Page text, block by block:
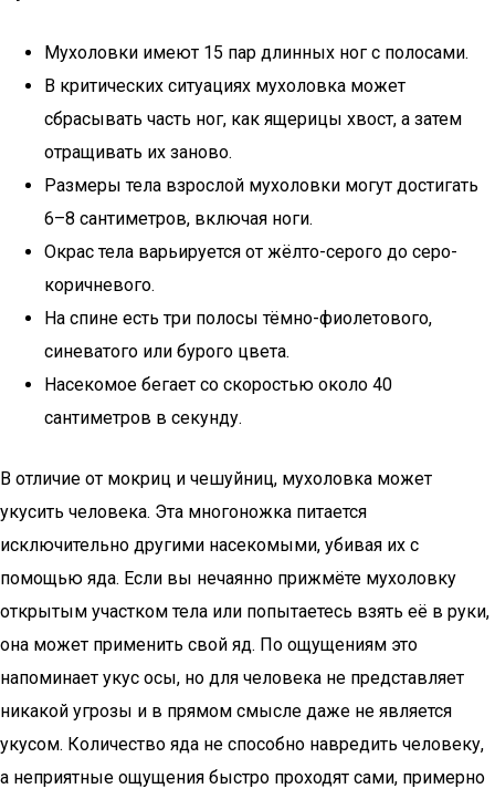
Мухоловки имеют 15 пар длинных ног с полосами.
В критических ситуациях мухоловка может
сбрасывать часть ног, как ящерицы хвост, а затем
отращивать их заново.
Размеры тела взрослой мухоловки могут достигать
6–8 сантиметров, включая ноги.
Окрас тела варьируется от жёлто-серого до серо-
коричневого.
На спине есть три полосы тёмно-фиолетового,
синеватого или бурого цвета.
Насекомое бегает со скоростью около 40
сантиметров в секунду.
В отличие от мокриц и чешуйниц, мухоловка может
укусить человека. Эта многоножка питается
исключительно другими насекомыми, убивая их с
помощью яда. Если вы нечаянно прижмёте мухоловку
открытым участком тела или попытаетесь взять её в руки,
она может применить свой яд. По ощущениям это
напоминает укус осы, но для человека не представляет
никакой угрозы и в прямом смысле даже не является
укусом. Количество яда не способно навредить человеку,
а неприятные ощущения быстро проходят сами, примерно